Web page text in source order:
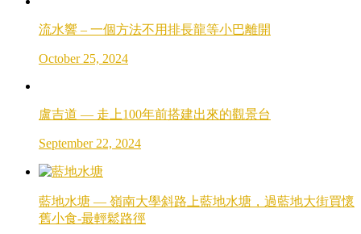
流水響 – 一個方法不用排長龍等小巴離開
October 25, 2024
盧吉道 — 走上100年前搭建出來的觀景台
September 22, 2024
藍地水塘 — 嶺南大學斜路上藍地水塘，過藍地大街買懷
舊小食-最輕鬆路徑